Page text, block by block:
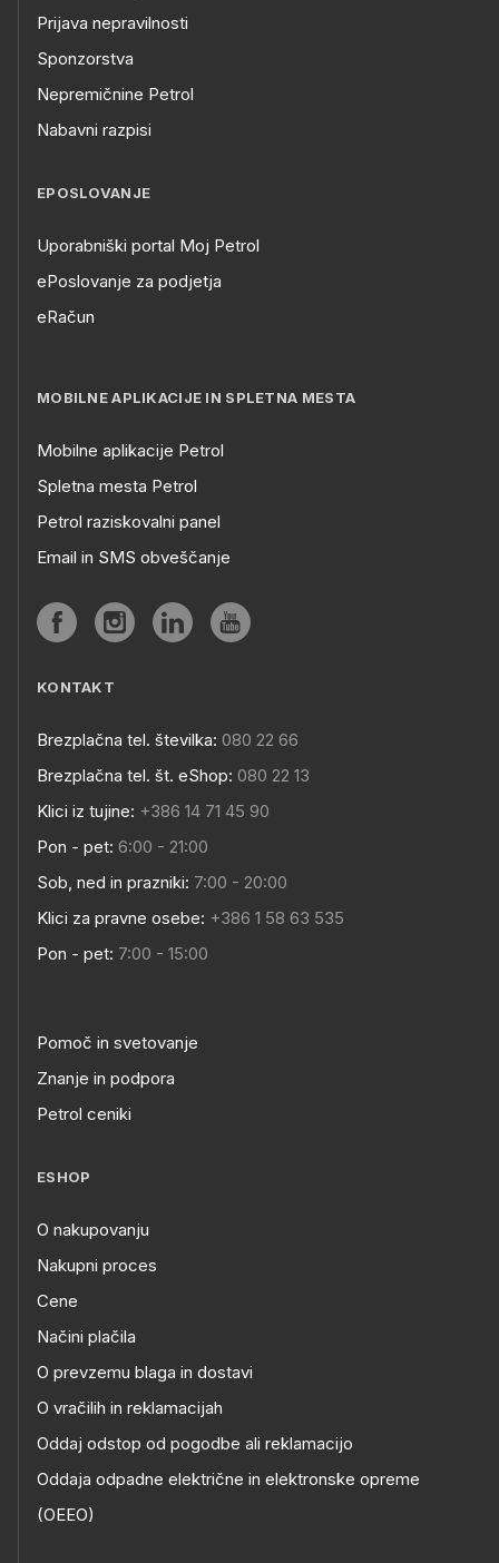
Prijava nepravilnosti
Sponzorstva
Nepremičnine Petrol
Nabavni razpisi
EPOSLOVANJE
Uporabniški portal Moj Petrol
ePoslovanje za podjetja
eRačun
MOBILNE APLIKACIJE IN SPLETNA MESTA
Mobilne aplikacije Petrol
Spletna mesta Petrol
Petrol raziskovalni panel
Email in SMS obveščanje
KONTAKT
Brezplačna tel. številka: 080 22 66
Brezplačna tel. št. eShop: 080 22 13
Klici iz tujine: +386 14 71 45 90
Pon - pet: 6:00 - 21:00
Sob, ned in prazniki: 7:00 - 20:00
Klici za pravne osebe: +386 1 58 63 535
Pon - pet: 7:00 - 15:00
Pomoč in svetovanje
Znanje in podpora
Petrol ceniki
ESHOP
O nakupovanju
Nakupni proces
Cene
Načini plačila
O prevzemu blaga in dostavi
O vračilih in reklamacijah
Oddaj odstop od pogodbe ali reklamacijo
Oddaja odpadne električne in elektronske opreme
(OEEO)